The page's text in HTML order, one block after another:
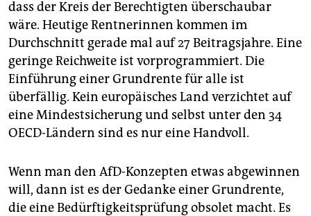
dass der Kreis der Berechtigten überschaubar
wäre. Heutige Rentnerinnen kommen im
Durchschnitt gerade mal auf 27 Beitragsjahre. Eine
geringe Reichweite ist vorprogrammiert. Die
Einführung einer Grundrente für alle ist
überfällig. Kein europäisches Land verzichtet auf
eine Mindestsicherung und selbst unter den 34
OECD-Ländern sind es nur eine Handvoll.
Wenn man den AfD-Konzepten etwas abgewinnen
will, dann ist es der Gedanke einer Grundrente,
die eine Bedürftigkeitsprüfung obsolet macht. Es